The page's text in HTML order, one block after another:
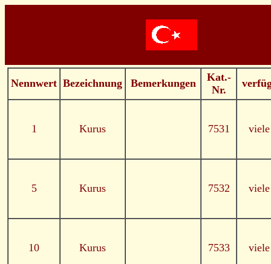
Nennwert Bezeichnung Bemerkungen
Kat.-
Nr.
1 Kurus 7531 viele
5 Kurus 7532 viele
10 Kurus 7533 viele